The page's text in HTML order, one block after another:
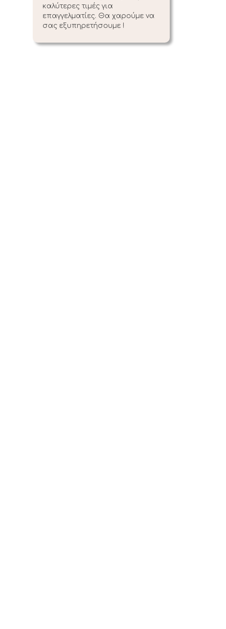
καλύτερες τιμές για
επαγγελματίες. Θα χαρούμε να
σας εξυπηρετήσουμε !